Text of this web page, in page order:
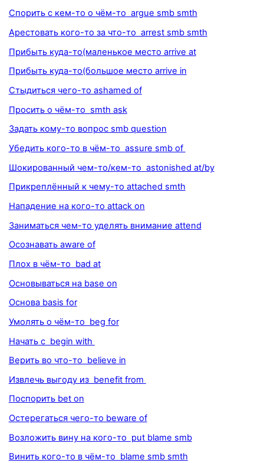
Спорить с кем-то о чём-то argue smb smth
Арестовать кого-то за что-то arrest smb smth
Прибыть куда-то(маленькое место arrive at
Прибыть куда-то(большое место arrive in
Стыдиться чего-то ashamed of
Просить о чём-то smth ask
Задать кому-то вопрос smb question
Убедить кого-то в чём-то assure smb of
Шокированный чем-то/кем-то astonished at/by
Прикреплённый к чему-то attached smth
Нападение на кого-то attack on
Заниматься чем-то уделять внимание attend
Осознавать aware of
Плох в чём-то bad at
Основываться на base on
Основа basis for
Умолять о чём-то beg for
Начать с begin with
Верить во что-то believe in
Извлечь выгоду из benefit from
Поспорить bet on
Остерегаться чего-то beware of
Возложить вину на кого-то put blame smb
Винить кого-то в чём-то blame smb smth